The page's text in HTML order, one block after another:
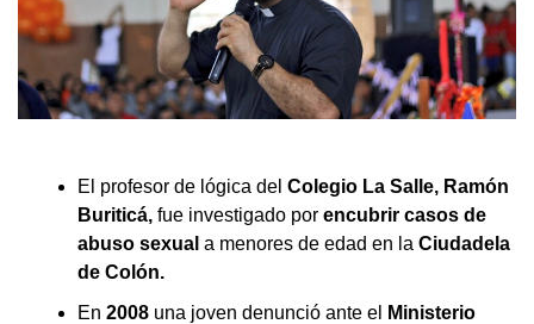
El profesor de lógica del Colegio La Salle, Ramón
Buriticá, fue investigado por encubrir casos de
abuso sexual a menores de edad en la Ciudadela
de Colón.
En 2008 una joven denunció ante el
Ministerio